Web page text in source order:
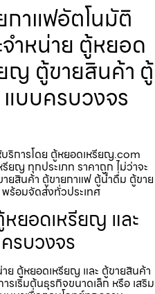
กาแฟ​อัตโนมัติ
ำหน่าย ตู้หยอด
ญ ตู้ขายสินค้า ตู้
บบครบวงจร
ริการโดย ตู้หยอดเหรียญ.com
ยญ ทุกประเภท ราคาถูก ไม่ว่าจะ
ยสินค้า ตู้ขายกาแฟ ตู้น้ำดื่ม ตู้ขาย
ร้อมจัดส่งทั่วประเทศ
ยอดเหรียญ และ
รบวงจร
ย ตู้หยอดเหรียญ และ ตู้ขายสินค้า
รเริ่มต้นธุรกิจขนาดเล็ก หรือ เสริม